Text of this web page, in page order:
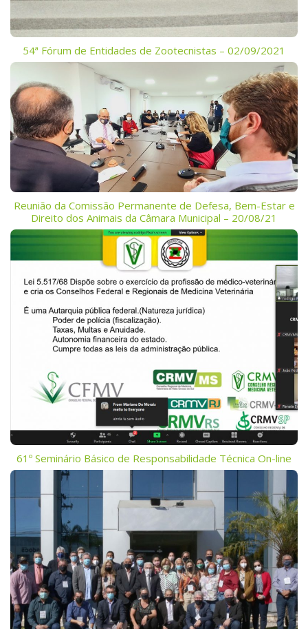
54ª Fórum de Entidades de Zootecnistas – 02/09/2021
Reunião da Comissão Permanente de Defesa, Bem-Estar e
Direito dos Animais da Câmara Municipal – 20/08/21
61º Seminário Básico de Responsabilidade Técnica On-line